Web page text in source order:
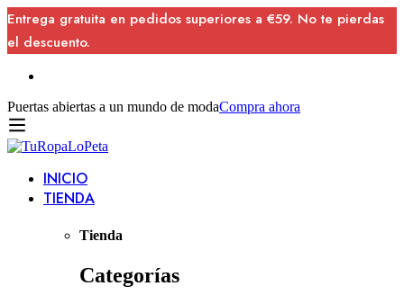
Entrega gratuita en pedidos superiores a €59. No te pierdas
el descuento.
Puertas abiertas a un mundo de modaCompra ahora
INICIO
TIENDA
Tienda
Categorías